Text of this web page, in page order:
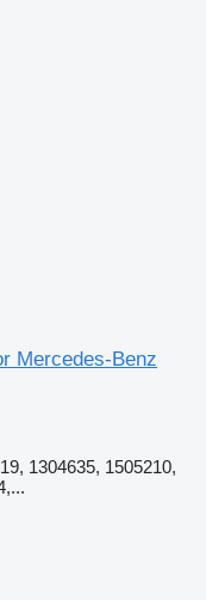
Mercedes-Benz
1304635, 1505210,